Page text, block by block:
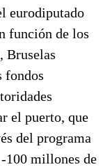
eurodiputado
función de los
Bruselas
fondos
el puerto, que
del programa
100 millones de